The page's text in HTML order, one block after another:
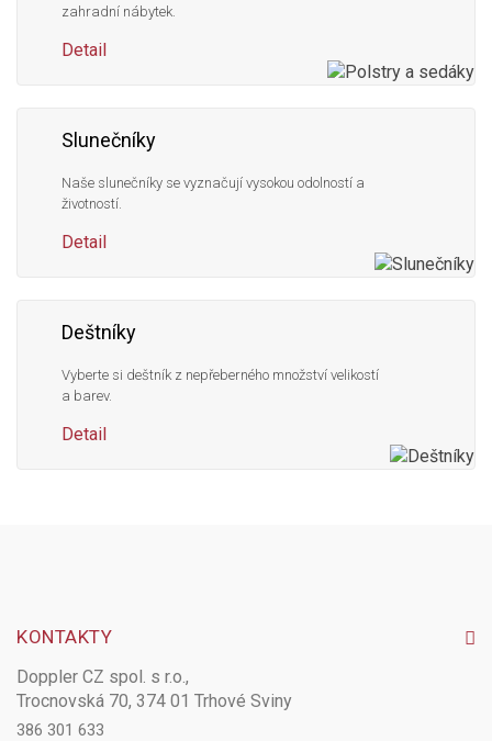
zahradní nábytek.
Detail
Slunečníky
Naše slunečníky se vyznačují vysokou odolností a
životností.
Detail
Deštníky
Vyberte si deštník z nepřeberného množství velikostí
a barev.
Detail
KONTAKTY
Doppler CZ spol. s r.o.,
Trocnovská 70, 374 01 Trhové Sviny
386 301 633